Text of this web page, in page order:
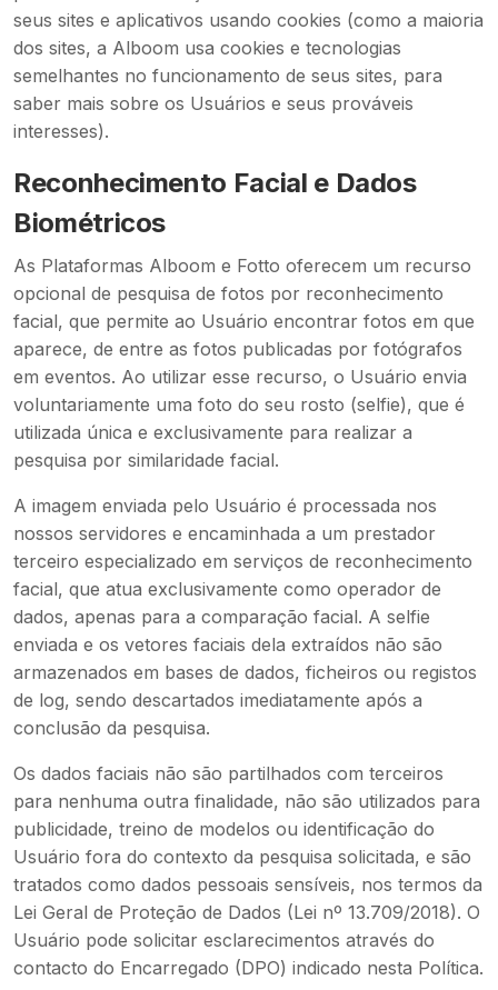
seus sites e aplicativos usando cookies (como a maioria
dos sites, a Alboom usa cookies e tecnologias
semelhantes no funcionamento de seus sites, para
saber mais sobre os Usuários e seus prováveis
interesses).
Reconhecimento Facial e Dados
Biométricos
As Plataformas Alboom e Fotto oferecem um recurso
opcional de pesquisa de fotos por reconhecimento
facial, que permite ao Usuário encontrar fotos em que
aparece, de entre as fotos publicadas por fotógrafos
em eventos. Ao utilizar esse recurso, o Usuário envia
voluntariamente uma foto do seu rosto (selfie), que é
utilizada única e exclusivamente para realizar a
pesquisa por similaridade facial.
A imagem enviada pelo Usuário é processada nos
nossos servidores e encaminhada a um prestador
terceiro especializado em serviços de reconhecimento
facial, que atua exclusivamente como operador de
dados, apenas para a comparação facial. A selfie
enviada e os vetores faciais dela extraídos não são
armazenados em bases de dados, ficheiros ou registos
de log, sendo descartados imediatamente após a
conclusão da pesquisa.
Os dados faciais não são partilhados com terceiros
para nenhuma outra finalidade, não são utilizados para
publicidade, treino de modelos ou identificação do
Usuário fora do contexto da pesquisa solicitada, e são
tratados como dados pessoais sensíveis, nos termos da
Lei Geral de Proteção de Dados (Lei nº 13.709/2018). O
Usuário pode solicitar esclarecimentos através do
contacto do Encarregado (DPO) indicado nesta Política.